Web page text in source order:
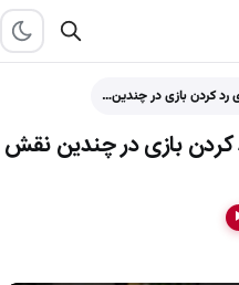
رد کردن بازی در چندین…
کردن بازی در چندین نقش